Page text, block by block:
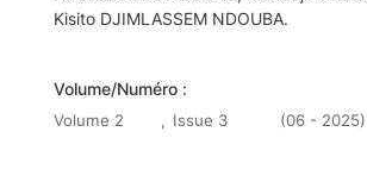
Kisito DJIMLASSEM NDOUBA.
Volume/Numéro :
Volume 2 , Issue 3 (06 - 2025)